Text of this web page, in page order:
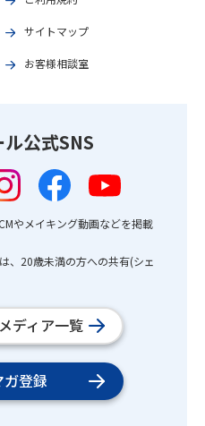
サイトマップ
お客様相談室
公式SNS
やメイキング動画などを掲載
、20歳未満の方への共有(シェ
ディア一覧
ガ登録